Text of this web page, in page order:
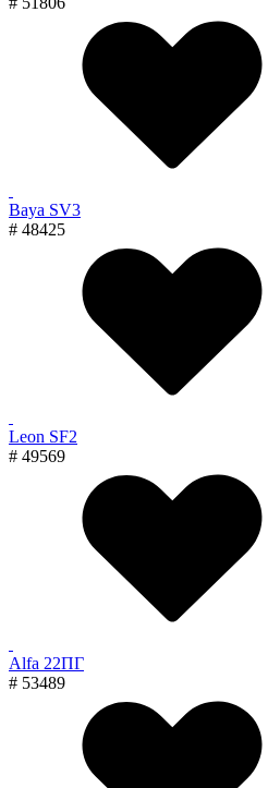
Baya SV3
# 48425
Leon SF2
# 49569
Alfa 22ПГ
# 53489